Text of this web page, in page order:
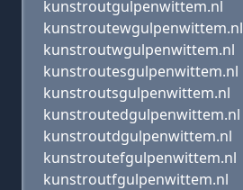
kunstroutgulpenwittem.nl
kunstroutewgulpenwittem.nl
kunstroutwgulpenwittem.nl
kunstroutesgulpenwittem.nl
kunstroutsgulpenwittem.nl
kunstroutedgulpenwittem.nl
kunstroutdgulpenwittem.nl
kunstroutefgulpenwittem.nl
kunstroutfgulpenwittem.nl